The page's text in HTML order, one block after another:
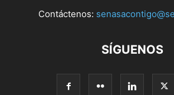
Contáctenos:
SÍGUENOS